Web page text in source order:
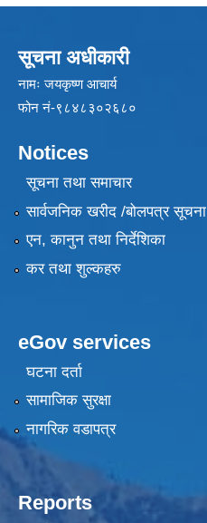
सूचना अधीकारी
नामः जयकृष्ण आचार्य
फोन नं-९८४८३०२६८०
Notices
सूचना तथा समाचार
सार्वजनिक खरीद /बोलपत्र सूचना
एन, कानुन तथा निर्देशिका
कर तथा शुल्कहरु
eGov services
घटना दर्ता
सामाजिक सुरक्षा
नागरिक वडापत्र
Reports